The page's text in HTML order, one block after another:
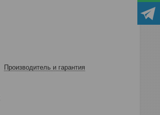
Производитель и гарантия